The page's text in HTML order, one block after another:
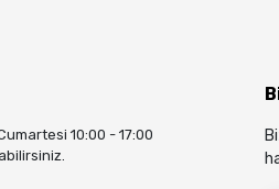
10:00 - 17:00